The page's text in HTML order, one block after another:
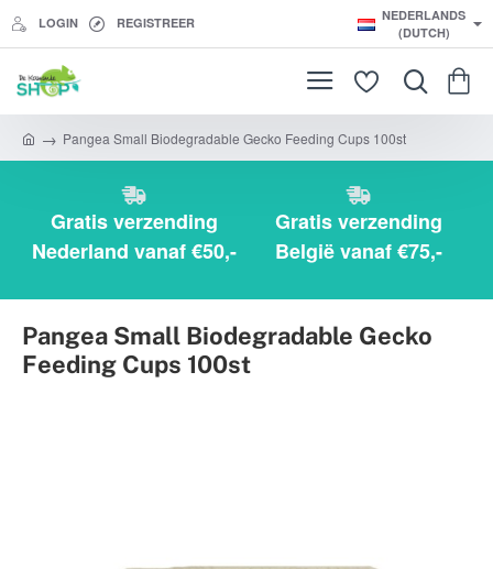
LOGIN REGISTREER
NEDERLANDS
(DUTCH)
Pangea Small Biodegradable Gecko Feeding Cups 100st
Gratis verzending
Nederland vanaf €50,-
Gratis verzending
België vanaf €75,-
Pangea Small Biodegradable Gecko
Feeding Cups 100st